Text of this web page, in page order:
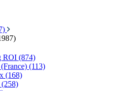
ROI (874)
(113)
(168)